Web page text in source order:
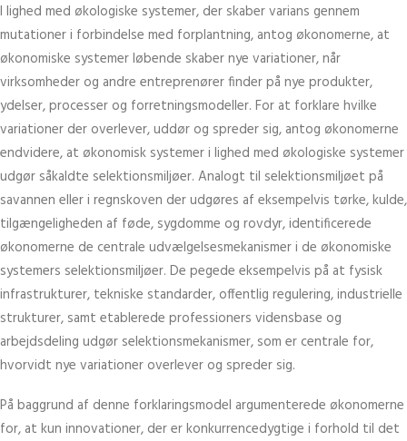
I lighed med økologiske systemer, der skaber varians gennem
mutationer i forbindelse med forplantning, antog økonomerne, at
økonomiske systemer løbende skaber nye variationer, når
virksomheder og andre entreprenører finder på nye produkter,
ydelser, processer og forretningsmodeller. For at forklare hvilke
variationer der overlever, uddør og spreder sig, antog økonomerne
endvidere, at økonomisk systemer i lighed med økologiske systemer
udgør såkaldte selektionsmiljøer. Analogt til selektionsmiljøet på
savannen eller i regnskoven der udgøres af eksempelvis tørke, kulde,
tilgængeligheden af føde, sygdomme og rovdyr, identificerede
økonomerne de centrale udvælgelsesmekanismer i de økonomiske
systemers selektionsmiljøer. De pegede eksempelvis på at fysisk
infrastrukturer, tekniske standarder, offentlig regulering, industrielle
strukturer, samt etablerede professioners vidensbase og
arbejdsdeling udgør selektionsmekanismer, som er centrale for,
hvorvidt nye variationer overlever og spreder sig.
På baggrund af denne forklaringsmodel argumenterede økonomerne
for, at kun innovationer, der er konkurrencedygtige i forhold til det